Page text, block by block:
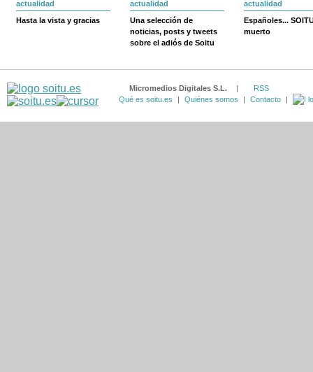
actualidad
Hasta la vista y gracias
actualidad
Una selección de
noticias, posts y tweets
sobre el adiós de Soitu
actualidad
Españoles...
muerto
Micromedios Digitales S.L. |
RSS
Qué es soitu.es
| Quiénes somos | Contacto |